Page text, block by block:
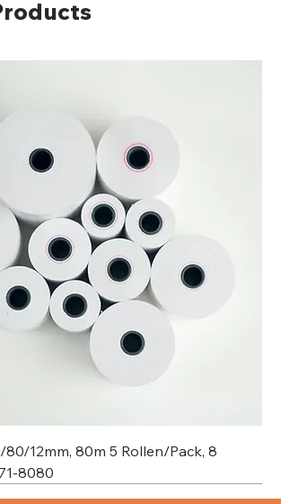
12mm, 80m 5 Rollen/Pack, 8
8080